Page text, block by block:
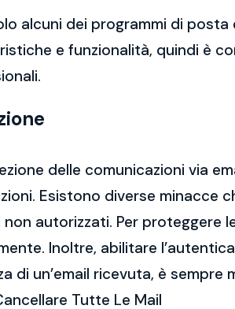
alcuni dei programmi di
e funzionalità, quindi è
delle comunicazioni via
Esistono diverse minacce
non autorizzati. Per proteggere
Inoltre, abilitare
di un’email ricevuta, è
Tutte Le Mail